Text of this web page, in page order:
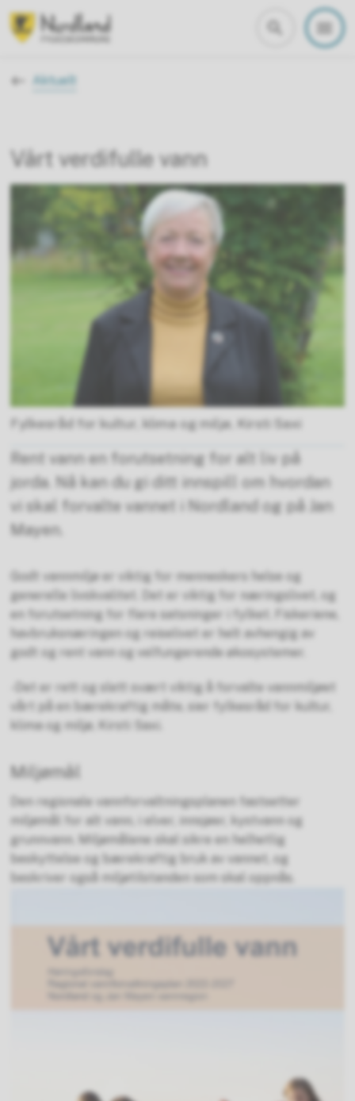
Du er her:
Aktuelt
Vårt verdifulle vann
Fylkesråd for kultur, klima og miljø, Kirsti Saxi
Rent vann en forutsetning for alt liv på
jorda. Nå kan du gi ditt innspill om hvordan
vi skal forvalte vannet i Nordland og på Jan
Mayen.
Godt vannmiljø er viktig for menneskers helse og
generelle livskvalitet. Det er viktig for næringslivet, og
en forutsetning for flere satsninger i fylket. Fiskeriene,
havbruksnæringen og reiselivet er helt avhengig av
godt og rent vann og velfungerende økosystemer.
-Det er rett og slett svært viktig å forvalte vannmiljøet
vårt på en bærekraftig måte, sier fylkesråd for kultur,
klima og miljø, Kirsti Saxi.
Miljømål
Den regionale vannforvaltningsplanen fastsetter
miljømål for alt vann, i elver, innsjøer, kystvann og
grunnvann. Miljømålene skal sikre en helhetlig
beskyttelse og bærekraftig bruk av vannet, og
beskriver også miljøtilstanden som skal oppnås.